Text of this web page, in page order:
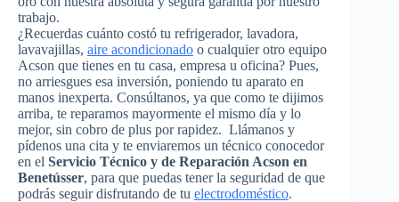
trabajo.
¿Recuerdas cuánto costó tu refrigerador, lavadora,
lavavajillas, aire acondicionado o cualquier otro equipo
Acson que tienes en tu casa, empresa u oficina? Pues,
no arriesgues esa inversión, poniendo tu aparato en
manos inexperta. Consúltanos, ya que como te dijimos
arriba, te reparamos mayormente el mismo día y lo
mejor, sin cobro de plus por rapidez. Llámanos y
pídenos una cita y te enviaremos un técnico conocedor
en el Servicio Técnico y de Reparación Acson en
Benetússer, para que puedas tener la seguridad de que
podrás seguir disfrutando de tu electrodoméstico.